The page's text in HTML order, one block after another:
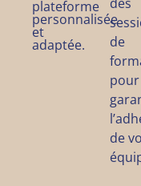
plateforme
personnalisée
et
adaptée.
de
pour
de